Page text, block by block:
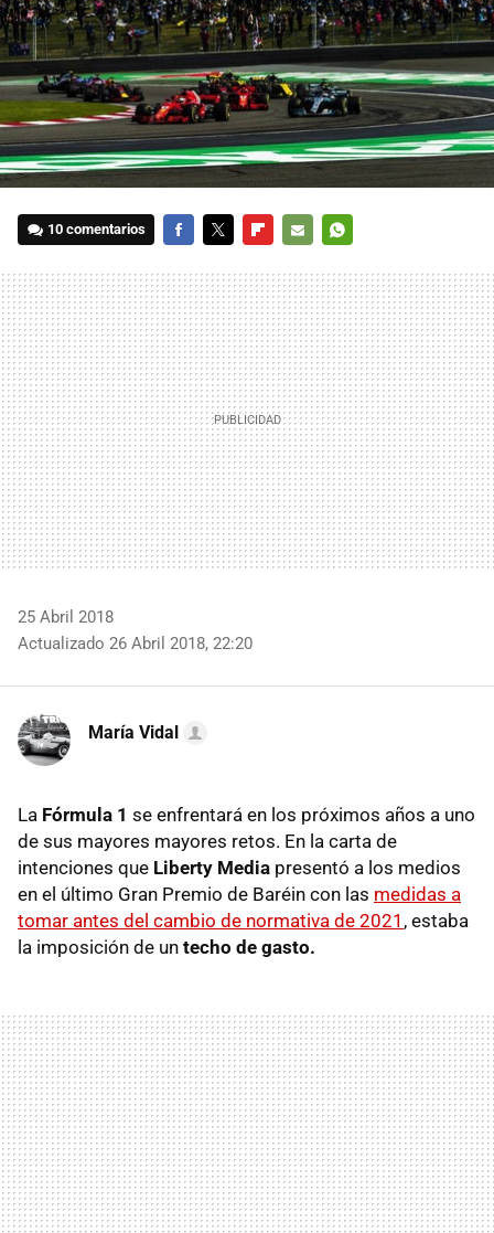
10 comentarios
MAIL
25 Abril 2018
Actualizado 26 Abril 2018, 22:20
María Vidal
La Fórmula 1 se enfrentará en los próximos años a uno
de sus mayores mayores retos. En la carta de
intenciones que Liberty Media presentó a los medios
en el último Gran Premio de Baréin con las medidas a
tomar antes del cambio de normativa de 2021 , estaba
la imposición de un techo de gasto.